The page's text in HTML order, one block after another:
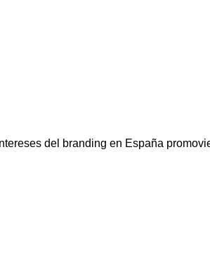
del branding en España